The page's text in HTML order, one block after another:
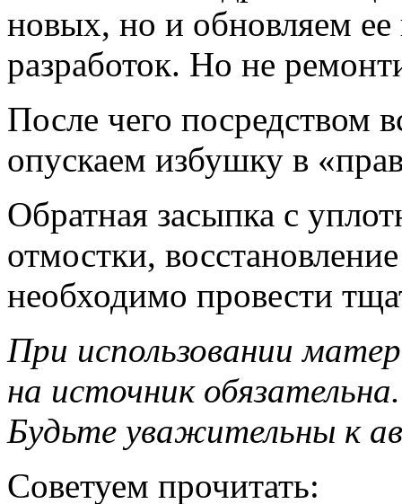
новых, но и обновляем ее
разработок. Но не
После чего посредством
опускаем избушку в
Обратная засыпка с
отмостки,
необходимо провести
При использовании
на источник обязательна.
Будьте уважительны к
Советуем прочитать: